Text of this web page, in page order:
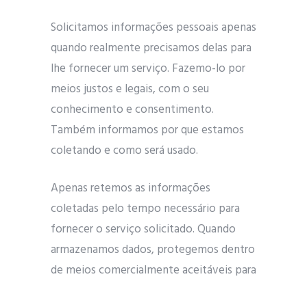
Solicitamos informações pessoais apenas
quando realmente precisamos delas para
lhe fornecer um serviço. Fazemo-lo por
meios justos e legais, com o seu
conhecimento e consentimento.
Também informamos por que estamos
coletando e como será usado.
Apenas retemos as informações
coletadas pelo tempo necessário para
fornecer o serviço solicitado. Quando
armazenamos dados, protegemos dentro
de meios comercialmente aceitáveis ​​para